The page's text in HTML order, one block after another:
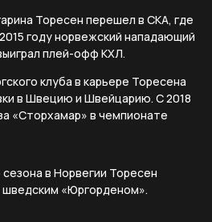
Торесен перешел в СКА, где
году норвежский нападающий
плей-офф КХЛ.
клуба в карьере Торесена
в Швецию и Швейцарию. С 2018
«Сторхамар» в чемпионате
в Норвегии Торесен
шведским «Юргорденом».